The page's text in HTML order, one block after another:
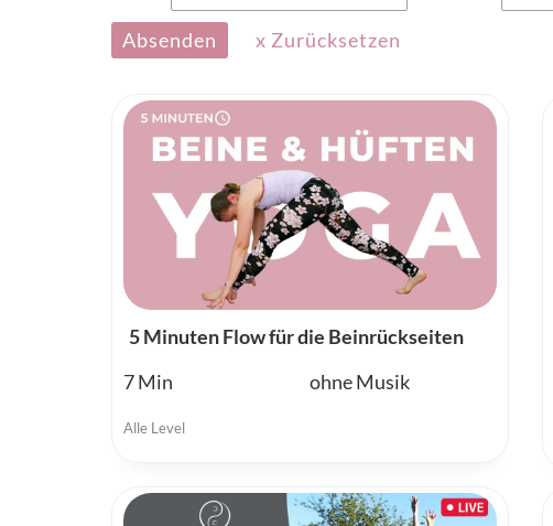
Absenden x Zurücksetzen
5 Minuten Flow für die Beinrückseiten
7
ohne Musik
Alle Level